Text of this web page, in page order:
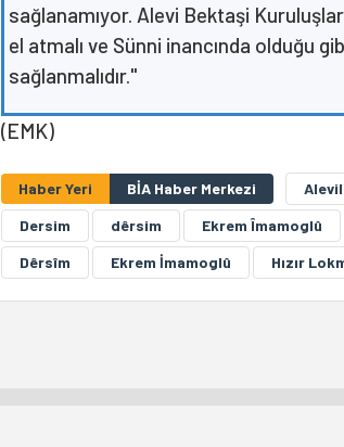
sağlanamıyor. Alevi Bektaşi
el atmalı ve Sünni inancında olduğu
sağlanmalıdır."
(EMK)
Haber Yeri BİA Haber Merkezi
Dersim
dêrsim Ekrem Îmamoglû
Dêrsîm
Ekrem İmamoglû Hızır